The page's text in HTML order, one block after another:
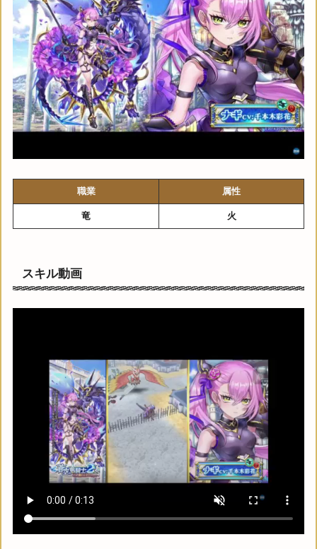
職業 属性
竜 火
スキル動画